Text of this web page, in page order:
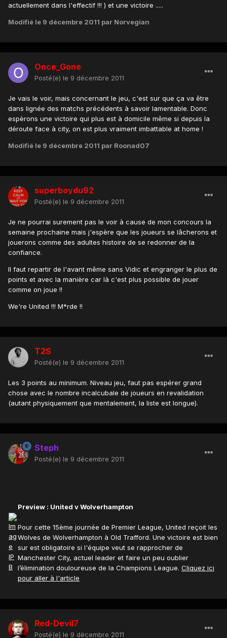
actuellement dans l'effectif !!! ) et une victoire .....
Modifié le 9 décembre 2011 par Norvegian
Once_Gone
Posté(e) le 9 décembre 2011
Je vais le voir, mais concernant le jeu, c'est sur que ça va être
dans lignée des matchs précédents à savoir lamentable. Donc
espèrons une victoire qui plus est à domicile même si depuis la
déroute face à city, on est plus vraiment imbattable at home !
Modifié le 9 décembre 2011 par Roonad07
superboydu92
Posté(e) le 9 décembre 2011
Je ne pourrai surement pas le voir à cause de mon concours la
semaine prochaine mais j'espère que les joueurs se lâcherons et
jouerons comme des adultes histoire de se redonner de la
confiance.
Il faut repartir de l'avant même sans Vidic et engranger le plus de
points et avec la manière car là c'est plus possible de jouer
comme on joue !!
We're United !!! M*rde !!
T2S
Posté(e) le 9 décembre 2011
Les 3 points au minimum. Niveau jeu, faut pas espérer grand
chose avec le nombre incalcubale de joueurs en revalidation
(autant physiquement que mentalement, la liste est longue).
Steph
Posté(e) le 9 décembre 2011
Preview : United v Wolverhampton
Pour cette 15ème journée de Premier League, United reçoit les
Wolves de Wolverhampton à Old Trafford. Une victoire est bien
sur est obligatoire si l'équipe veut se rapprocher de
Manchester City, actuel leader et faire un peu oublier
l’élimination douloureuse de la Champions League. Cliquez ici
pour aller à l'article
Red-Devil7
Posté(e) le 9 décembre 2011